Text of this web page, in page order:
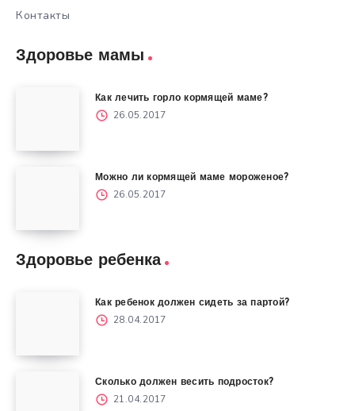
Контакты
Здоровье мамы
Как лечить горло кормящей маме?
26.05.2017
Можно ли кормящей маме мороженое?
26.05.2017
Здоровье ребенка
Как ребенок должен сидеть за партой?
28.04.2017
Сколько должен весить подросток?
21.04.2017